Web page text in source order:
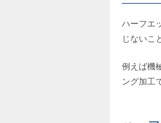
ハーフエ
じないこ
例えば機
ング加工